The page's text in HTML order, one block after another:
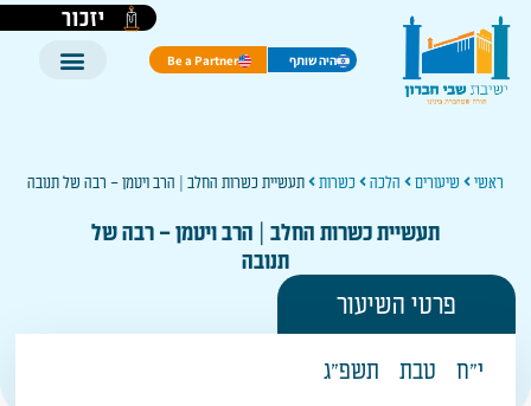
יזכור
היה שותף Be a Partner
ראשי שיעורים הלכה כשרות תעשיית כשרות החלב | הרב ויטמן – רבה של תנובה
תעשיית כשרות החלב | הרב ויטמן – רבה של
תנובה
פרטי השיעור
י"ח טבת תשפ"ג